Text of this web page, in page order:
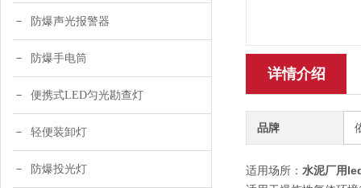
防爆声光报警器
防爆手电筒
便携式LED匀光勘查灯
轻便装卸灯
防爆投光灯
详情介绍
品牌
适用场所： 水泥厂用